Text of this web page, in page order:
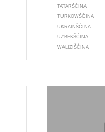
TATARŠĆINA
TURKOWŠĆINA
UKRAINŠĆINA
UZBEKŠĆINA
WALIZIŠĆINA